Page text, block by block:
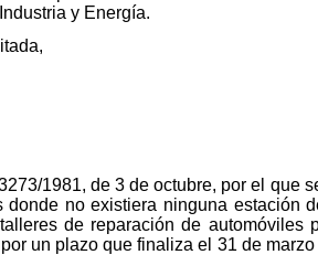
y Energía.
1981, de 3 de octubre, por el que
no existiera ninguna estación
de reparación de automóviles
un plazo que finaliza el 31 de